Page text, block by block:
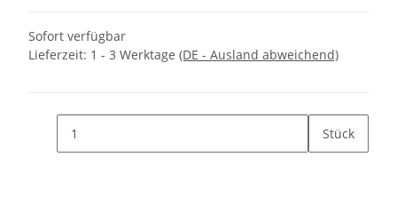
Sofort verfügbar
Lieferzeit: 1 - 3 Werktage (DE - Ausland abweichend)
Stück